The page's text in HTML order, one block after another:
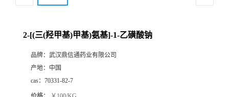
2-[(三(羟甲基)甲基)氨基]-1-乙磺酸钠
品牌： 武汉鼎信通药业有限公司
产地： 中国
cas： 70331-82-7